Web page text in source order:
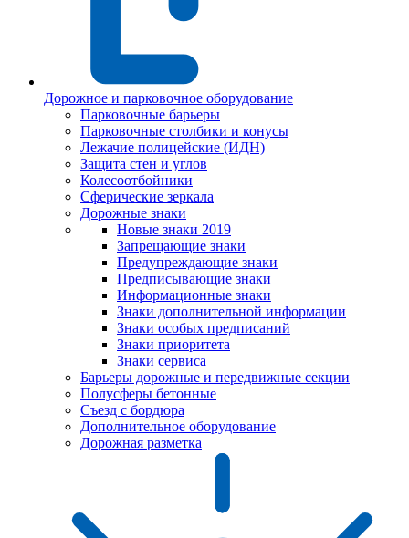
Дорожное и парковочное оборудование
Парковочные барьеры
Парковочные столбики и конусы
Лежачие полицейские (ИДН)
Защита стен и углов
Колесоотбойники
Сферические зеркала
Дорожные знаки
Новые знаки 2019
Запрещающие знаки
Предупреждающие знаки
Предписывающие знаки
Информационные знаки
Знаки дополнительной информации
Знаки особых предписаний
Знаки приоритета
Знаки сервиса
Барьеры дорожные и передвижные секции
Полусферы бетонные
Съезд с бордюра
Дополнительное оборудование
Дорожная разметка